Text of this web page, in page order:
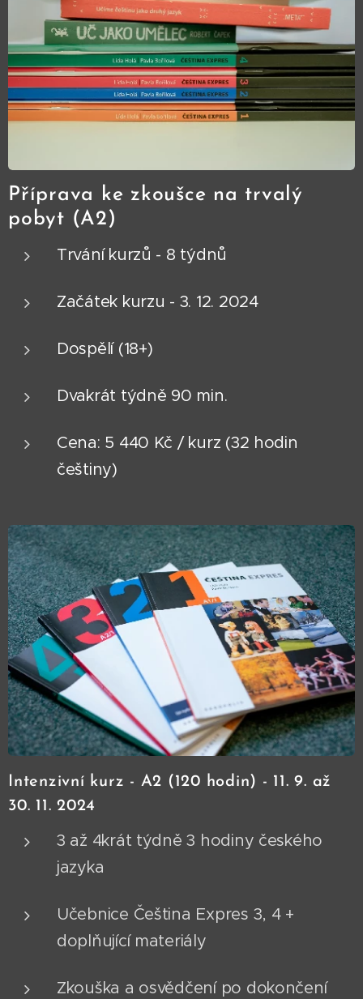
Příprava ke zkoušce na trvalý
pobyt (A2)
Trvání kurzů - 8 týdnů
Začátek kurzu - 3. 12. 2024
Dospělí (18+)
Dvakrát týdně 90 min.
Cena: 5 440 Kč / kurz (32 hodin
češtiny)
Intenzivní kurz - A2 (120 hodin) - 11. 9. až
30. 11. 2024
3 až 4krát týdně 3 hodiny českého
jazyka
Učebnice Čeština Expres 3, 4 +
doplňující materiály
Zkouška a osvědčení po dokončení